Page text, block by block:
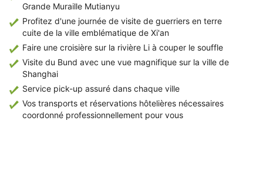
Grande Muraille Mutianyu
Profitez d'une journée de visite de guerriers en terre
cuite de la ville emblématique de Xi'an
Faire une croisière sur la rivière Li à couper le souffle
Visite du Bund avec une vue magnifique sur la ville de
Shanghai
Service pick-up assuré dans chaque ville
Vos transports et réservations hôtelières nécessaires
coordonné professionnellement pour vous